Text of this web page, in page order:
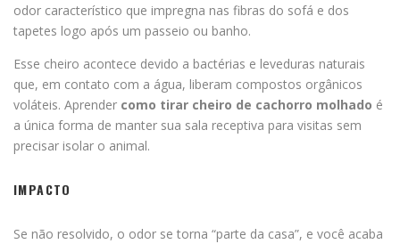
odor característico que impregna nas fibras do sofá e dos
tapetes logo após um passeio ou banho.
Esse cheiro acontece devido a bactérias e leveduras naturais
que, em contato com a água, liberam compostos orgânicos
voláteis. Aprender como tirar cheiro de cachorro molhado é
a única forma de manter sua sala receptiva para visitas sem
precisar isolar o animal.
IMPACTO
Se não resolvido, o odor se torna “parte da casa”, e você acaba